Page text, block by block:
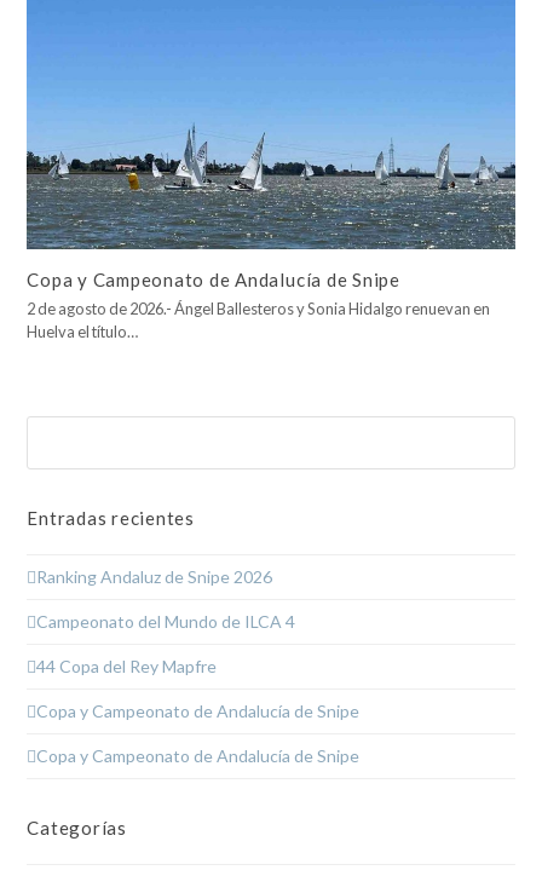
Copa y Campeonato de Andalucía de Snipe
2 de agosto de 2026.- Ángel Ballesteros y Sonia Hidalgo renuevan en
Huelva el título…
Entradas recientes
Ranking Andaluz de Snipe 2026
Campeonato del Mundo de ILCA 4
44 Copa del Rey Mapfre
Copa y Campeonato de Andalucía de Snipe
Copa y Campeonato de Andalucía de Snipe
Categorías